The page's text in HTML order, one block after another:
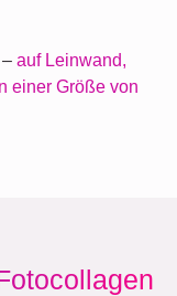
auf Leinwand,
einer Größe von